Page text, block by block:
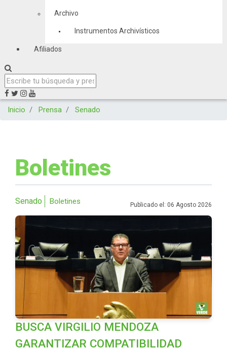
Archivo
Instrumentos Archivísticos
Afiliados
Inicio Prensa Senado
Boletines
Senado Boletines Publicado el: 06 Agosto 2026
BUSCA VIRGILIO MENDOZA
GARANTIZAR COMPATIBILIDAD